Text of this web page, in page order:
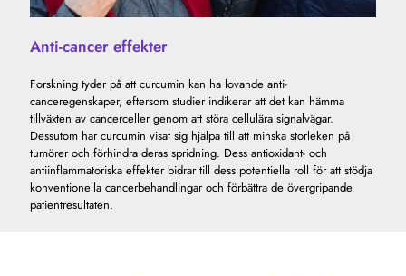
Anti-cancer effekter
Forskning tyder på att curcumin kan ha lovande anti-
canceregenskaper, eftersom studier indikerar att det kan hämma
tillväxten av cancerceller genom att störa cellulära signalvägar.
Dessutom har curcumin visat sig hjälpa till att minska storleken på
tumörer och förhindra deras spridning. Dess antioxidant- och
antiinflammatoriska effekter bidrar till dess potentiella roll för att stödja
konventionella cancerbehandlingar och förbättra de övergripande
patientresultaten.